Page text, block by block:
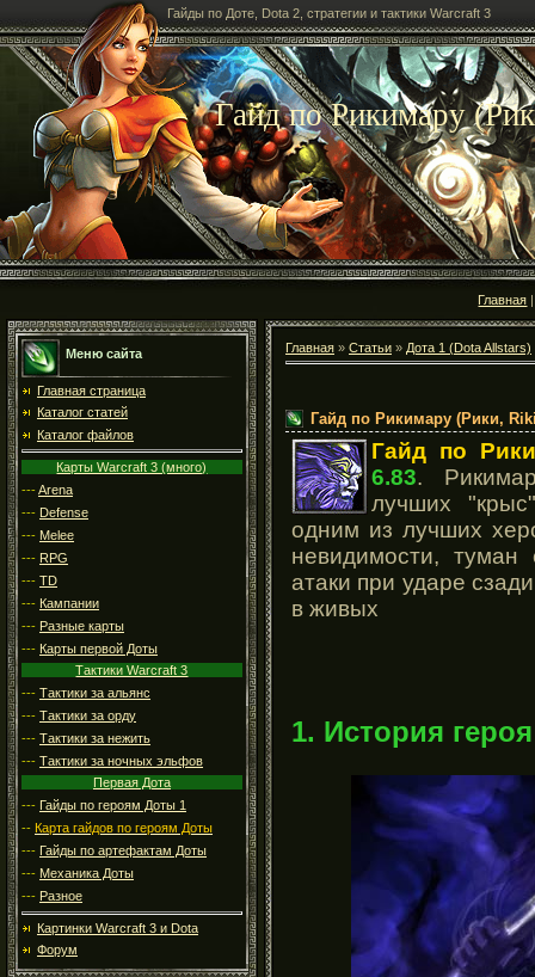
Гайды по Доте, Dota 2, стратегии и тактики Warcraft 3
Гайд по Рикимару
Главная
Меню сайта
Главная страница
Каталог статей
Каталог файлов
Карты Warcraft 3 (много)
---Arena
--- Defense
--- Melee
--- RPG
--- TD
--- Кампании
--- Разные карты
--- Карты первой Доты
Тактики Warcraft 3
--- Тактики за альянс
--- Тактики за орду
--- Тактики за нежить
--- Тактики за ночных эльфов
Первая Дота
--- Гайды по героям Доты 1
-- Карта гайдов по героям Доты
--- Гайды по артефактам Доты
--- Механика Доты
--- Разное
Картинки Warcraft 3 и Dota
Форум
Главная » Статьи » Дота 1 (Dota Allstars)
Гайд по Рикимару (Рики,
Гайд по
6.83.
лучших
одним из лучших
невидимости,
атаки при ударе
в живых
1. История героя